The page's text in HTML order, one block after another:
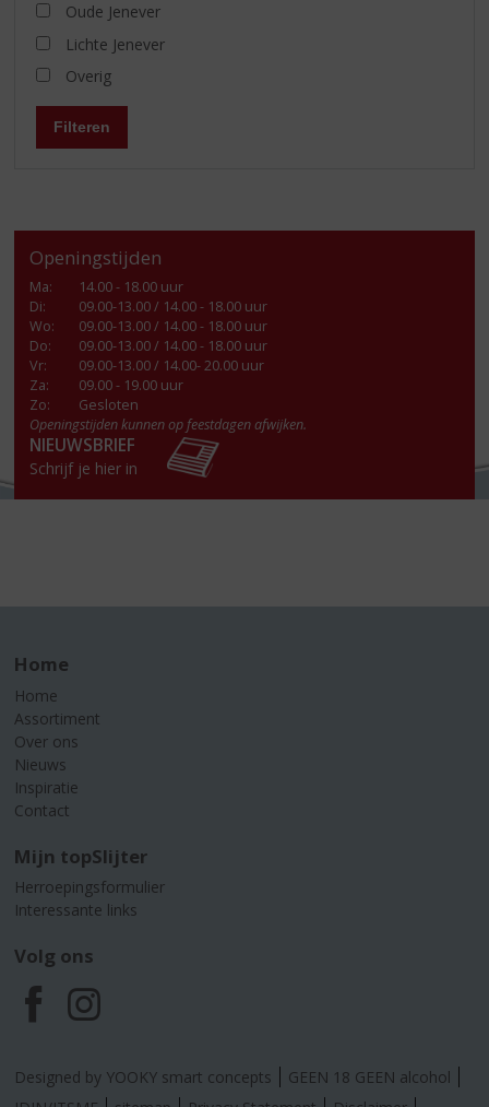
Oude Jenever
Lichte Jenever
Overig
Filteren
Openingstijden
Ma:
14.00 - 18.00 uur
Di:
09.00-13.00 / 14.00 - 18.00 uur
Wo:
09.00-13.00 / 14.00 - 18.00 uur
Do:
09.00-13.00 / 14.00 - 18.00 uur
Vr:
09.00-13.00 / 14.00- 20.00 uur
Za:
09.00 - 19.00 uur
Zo:
Gesloten
Openingstijden kunnen op feestdagen afwijken.
NIEUWSBRIEF
Schrijf je hier in
Home
Home
Assortiment
Over ons
Nieuws
Inspiratie
Contact
Mijn topSlijter
Herroepingsformulier
Interessante links
Volg ons
F
a
I
n
Designed by YOOKY smart concepts
GEEN 18 GEEN alcohol